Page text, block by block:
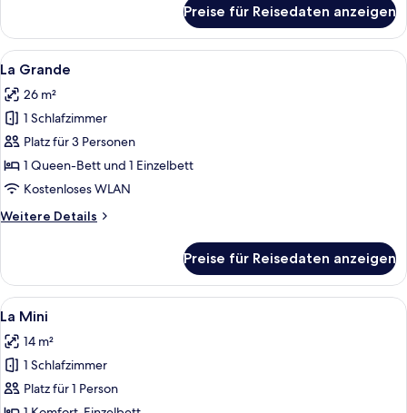
Cosy
Preise für Reisedaten anzeigen
Alle
Fotos
für
La
Grande
anzeigen
Ein Hotelzimmer mit einem großen
3
La Grande
26 m²
1 Schlafzimmer
Platz für 3 Personen
1 Queen-Bett und 1 Einzelbett
Kostenloses WLAN
Weitere Details
Weitere
Grande
Preise für Reisedaten anzeigen
Alle
Fotos
für
La
Mini
Ein Hotelzimmer mit Bett,
4
La Mini
14 m²
1 Schlafzimmer
Platz für 1 Person